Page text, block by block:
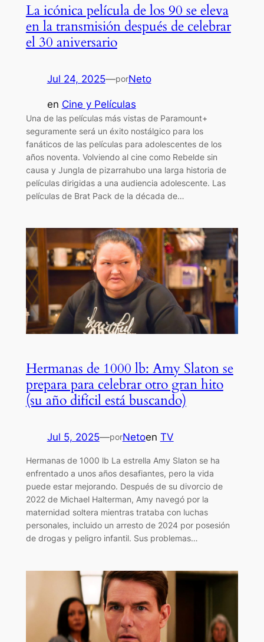
La icónica película de los 90 se eleva
en la transmisión después de celebrar
el 30 aniversario
Jul 24, 2025—porNeto
en Cine y Películas
Una de las películas más vistas de Paramount+
seguramente será un éxito nostálgico para los
fanáticos de las películas para adolescentes de los
años noventa. Volviendo al cine como Rebelde sin
causa y Jungla de pizarrahubo una larga historia de
películas dirigidas a una audiencia adolescente. Las
películas de Brat Pack de la década de…
Hermanas de 1000 lb: Amy Slaton se
prepara para celebrar otro gran hito
(su año difícil está buscando)
Jul 5, 2025—porNetoen TV
Hermanas de 1000 lb La estrella Amy Slaton se ha
enfrentado a unos años desafiantes, pero la vida
puede estar mejorando. Después de su divorcio de
2022 de Michael Halterman, Amy navegó por la
maternidad soltera mientras trataba con luchas
personales, incluido un arresto de 2024 por posesión
de drogas y peligro infantil. Sus problemas…